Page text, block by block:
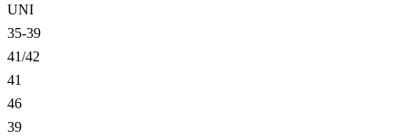
UNI
35-39
41/42
41
46
39